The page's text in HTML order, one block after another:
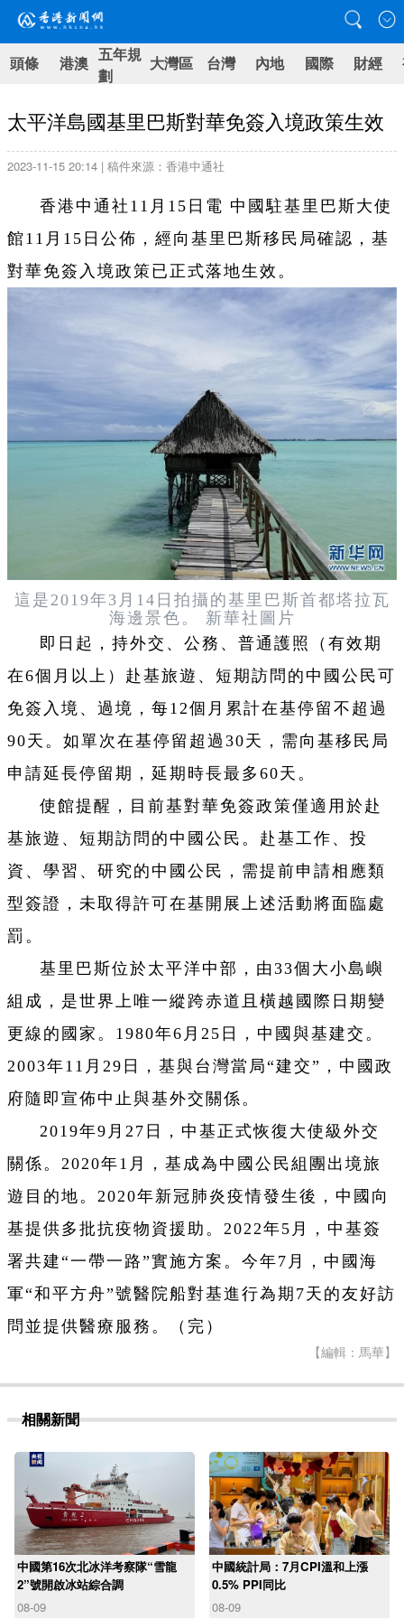
頭條 港澳 五年規
劃
大灣區 台灣 內地 國際 財經
太平洋島國基里巴斯對華免簽入境政策生效
2023-11-15 20:14 | 稿件來源：香港中通社
香港中通社11月15日電 中國駐基里巴斯大使
館11月15日公佈，經向基里巴斯移民局確認，基
對華免簽入境政策已正式落地生效。
這是2019年3月14日拍攝的基里巴斯首都塔拉瓦
海邊景色。 新華社圖片
即日起，持外交、公務、普通護照（有效期
在6個月以上）赴基旅遊、短期訪問的中國公民可
免簽入境、過境，每12個月累計在基停留不超過
90天。如單次在基停留超過30天，需向基移民局
申請延長停留期，延期時長最多60天。
使館提醒，目前基對華免簽政策僅適用於赴
基旅遊、短期訪問的中國公民。赴基工作、投
資、學習、研究的中國公民，需提前申請相應類
型簽證，未取得許可在基開展上述活動將面臨處
罰。
基里巴斯位於太平洋中部，由33個大小島嶼
組成，是世界上唯一縱跨赤道且橫越國際日期變
更線的國家。1980年6月25日，中國與基建交。
2003年11月29日，基與台灣當局“建交”，中國政
府隨即宣佈中止與基外交關係。
2019年9月27日，中基正式恢復大使級外交
關係。2020年1月，基成為中國公民組團出境旅
遊目的地。2020年新冠肺炎疫情發生後，中國向
基提供多批抗疫物資援助。2022年5月，中基簽
署共建“一帶一路”實施方案。今年7月，中國海
軍“和平方舟”號醫院船對基進行為期7天的友好訪
問並提供醫療服務。（完）
【編輯：馬華】
相關新聞
中國第16次北冰洋考察隊“雪龍
2”號開啟冰站綜合調
08-09
中國統計局：7月CPI溫和上漲
0.5% PPI同比
08-09